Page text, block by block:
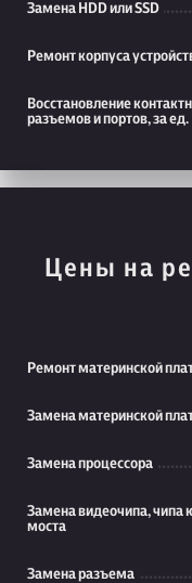
Замена HDD или SSD
Ремонт корпуса
Восстановление
разъемов и портов, за ед.
Цены на
Ремонт материнской
Замена материнской
Замена процессора
Замена видеочипа, чипа
моста
Замена разъема